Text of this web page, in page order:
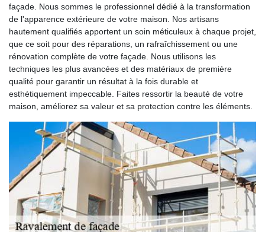
façade. Nous sommes le professionnel dédié à la transformation
de l'apparence extérieure de votre maison. Nos artisans
hautement qualifiés apportent un soin méticuleux à chaque projet,
que ce soit pour des réparations, un rafraîchissement ou une
rénovation complète de votre façade. Nous utilisons les
techniques les plus avancées et des matériaux de première
qualité pour garantir un résultat à la fois durable et
esthétiquement impeccable. Faites ressortir la beauté de votre
maison, améliorez sa valeur et sa protection contre les éléments.